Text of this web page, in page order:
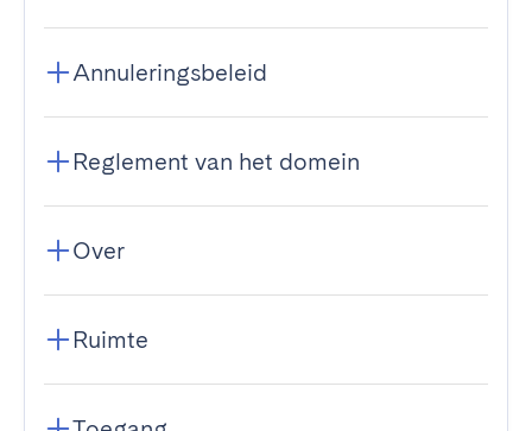
Annuleringsbeleid
Reglement van het domein
Over
Ruimte